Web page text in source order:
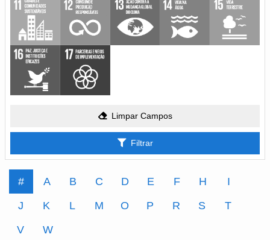
Limpar Campos
Filtrar
# A B C D E F H
I
J
K L M O P R S
T
V
W